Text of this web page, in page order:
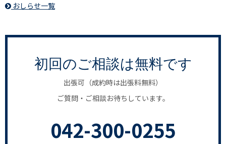
おしらせ一覧
初回のご相談は無料です
出張可（成約時は出張料無料）
ご質問・ご相談お待ちしています。
042-300-0255